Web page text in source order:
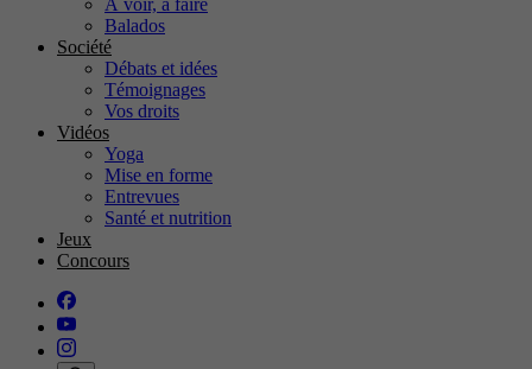
Balados
Société
Débats et idées
Témoignages
Vos droits
Vidéos
Yoga
Mise en forme
Entrevues
Santé et nutrition
Jeux
Concours